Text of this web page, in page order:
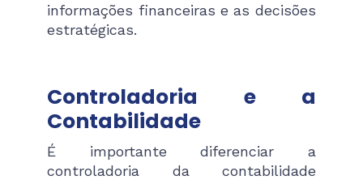
informações financeiras e as decisões
estratégicas.
Controladoria e a
Contabilidade
É importante diferenciar a
controladoria da contabilidade